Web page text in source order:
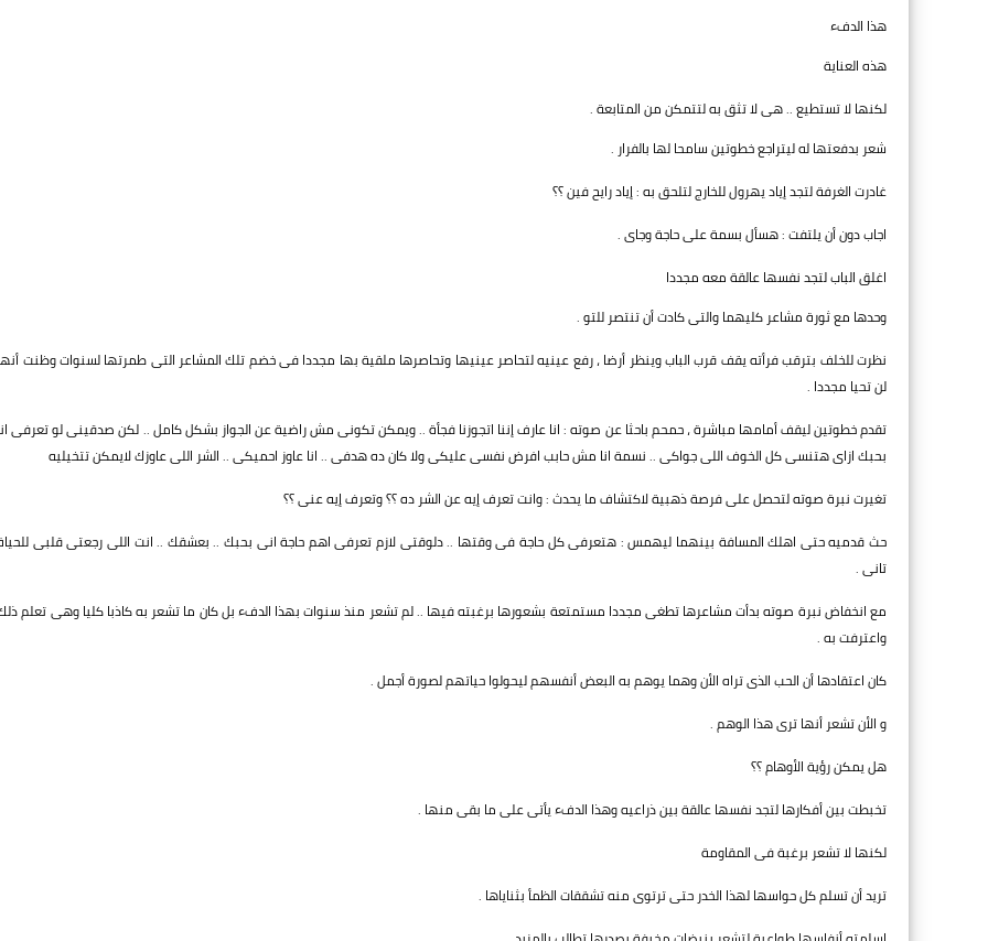
هذا الدفء
هذه العناية
لكنها لا تستطيع .. هى لا تثق به لتتمكن من المتابعة .
شعر بدفعتها له ليتراجع خطوتين سامحا لها بالفرار .
غادرت الغرفة لتجد إياد يهرول للخارج لتلحق به : إياد رايح فين ؟؟
اجاب دون أن يلتفت : هسأل بسمة على حاجة وجاى .
اغلق الباب لتجد نفسها عالقة معه مجددا
وحدها مع ثورة مشاعر كليهما والتى كادت أن تنتصر للتو .
نظرت للخلف بترقب فرأته يقف قرب الباب وينظر أرضا ، رفع عينيه لتحاصر عينيها وتحاصرها ملقية بها مجددا فى خضم تلك المشاعر التى طمرتها لسنوات وظنت
لن تحيا مجددا .
تقدم خطوتين ليقف أمامها مباشرة ، حمحم باحثا عن صوته : انا عارف إننا اتجوزنا فجأة .. ويمكن تكونى مش راضية عن الجواز بشكل كامل .. لكن صدقينى لو تعرفى
بحبك ازاى هتنسى كل الخوف اللى جواكى .. نسمة انا مش حابب افرض نفسى عليكى ولا كان ده هدفى .. انا عاوز احميكى .. الشر اللى عاوزك لايمكن تتخيليه
تغيرت نبرة صوته لتحصل على فرصة ذهبية لاكتشاف ما يحدث : وانت تعرف إيه عن الشر ده ؟؟ وتعرف إيه عنى ؟؟
حث قدميه حتى اهلك المسافة بينهما ليهمس : هتعرفى كل حاجة فى وقتها .. دلوقتى لازم تعرفى اهم حاجة انى بحبك .. بعشقك .. انت اللى رجعتى قلبى
تانى .
مع انخفاض نبرة صوته بدأت مشاعرها تطغى مجددا مستمتعة بشعورها برغبته فيها .. لم تشعر منذ سنوات بهذا الدفء بل كان ما تشعر به كاذبا كليا وهى تعلم
واعترفت به .
كان اعتقادها أن الحب الذى تراه الأن وهما يوهم به البعض أنفسهم ليحولوا حياتهم لصورة أجمل .
و الأن تشعر أنها ترى هذا الوهم .
هل يمكن رؤية الأوهام ؟؟
تخبطت بين أفكارها لتجد نفسها عالقة بين ذراعيه وهذا الدفء يأتى على ما بقى منها .
لكنها لا تشعر برغبة فى المقاومة
تريد أن تسلم كل حواسها لهذا الخدر حتى ترتوى منه تشققات الظمأ بثناياها .